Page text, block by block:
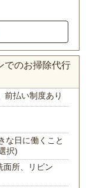
でのお掃除代行
前払い制度あり
な日に働くこと
択)
面所、リビン